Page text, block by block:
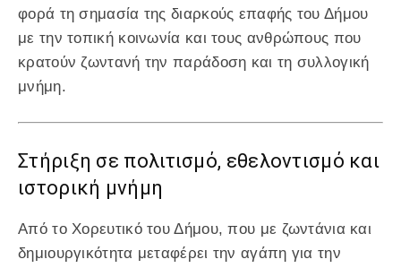
φορά τη σημασία της διαρκούς επαφής του Δήμου
με την τοπική κοινωνία και τους ανθρώπους που
κρατούν ζωντανή την παράδοση και τη συλλογική
μνήμη.
Στήριξη σε πολιτισμό, εθελοντισμό και
ιστορική μνήμη
Από το Χορευτικό του Δήμου, που με ζωντάνια και
δημιουργικότητα μεταφέρει την αγάπη για την